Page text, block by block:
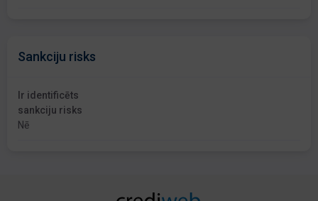
Sankciju risks
Ir identificēts
sankciju risks
Nē